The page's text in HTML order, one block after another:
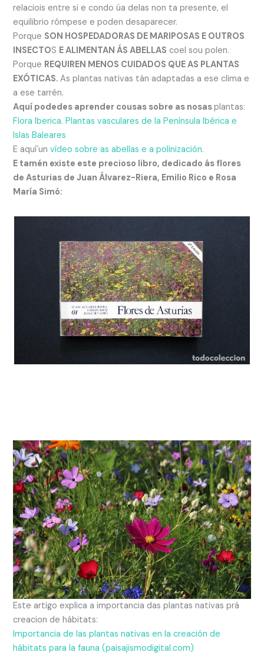
relaciois entre si e condo úa delas non ta presente, el
equilibrio rómpese e poden desaparecer.
Porque SON HOSPEDADORAS DE MARIPOSAS E OUTROS
INSECTOS E ALIMENTAN ÁS ABELLAS coel sou polen.
Porque REQUIREN MENOS CUIDADOS QUE AS PLANTAS
EXÓTICAS.As plantas nativas tán adaptadas a ese clima e
a ese tarrén.
Aquí podedes aprender cousas sobre as nosasplantas:
Flora Iberica. Plantas vasculares de la Península Ibérica e
Islas Baleares
E aquí´unvídeo sobre as abellas e a polinización.
E tamén existe este precioso libro, dedicado ás flores
de Asturias de Juan Álvarez-Riera, Emilio Rico e Rosa
María Simó:
Este artigo explica a importancia das plantas nativas prá
creacion de hábitats:
Importancia de las plantas nativas en la creación de
hábitats para la fauna (paisajismodigital.com)